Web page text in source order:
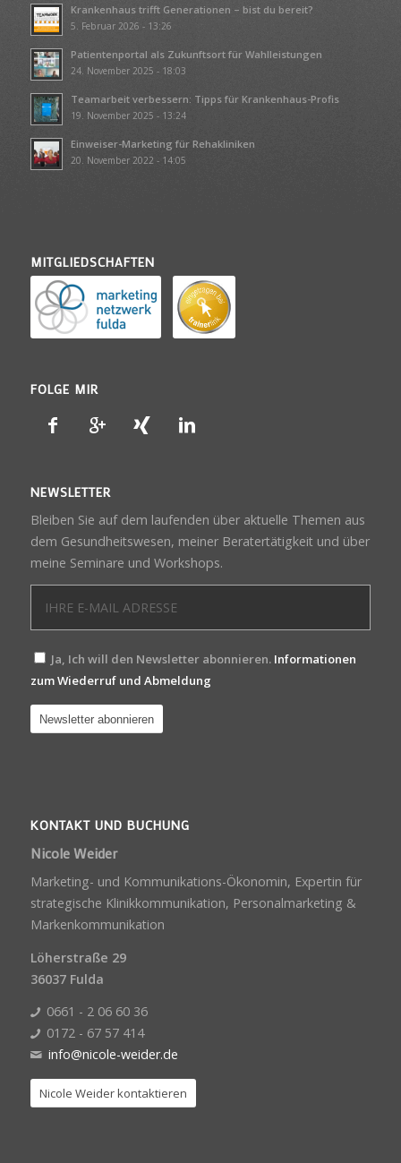
Krankenhaus trifft Generationen – bist du bereit?
5. Februar 2026 - 13:26
Patientenportal als Zukunftsort für Wahlleistungen
24. November 2025 - 18:03
Teamarbeit verbessern: Tipps für Krankenhaus-Profis
19. November 2025 - 13:24
Einweiser-Marketing für Rehakliniken
20. November 2022 - 14:05
MITGLIEDSCHAFTEN
FOLGE MIR
NEWSLETTER
Bleiben Sie auf dem laufenden über aktuelle Themen aus
dem Gesundheitswesen, meiner Beratertätigkeit und über
meine Seminare und Workshops.
Ja, Ich will den Newsletter abonnieren. Informationen
zum Wiederruf und Abmeldung
KONTAKT UND BUCHUNG
Nicole Weider
Marketing- und Kommunikations-Ökonomin, Expertin für
strategische Klinikkommunikation, Personalmarketing &
Markenkommunikation
Löherstraße 29
36037 Fulda
0661 - 2 06 60 36
0172 - 67 57 414
info@nicole-weider.de
Nicole Weider kontaktieren